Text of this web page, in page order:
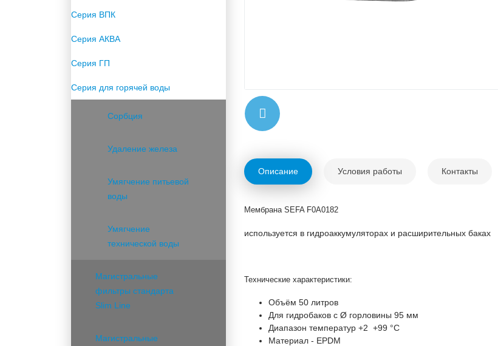
Серия ВПК
Серия АКВА
Серия ГП
Серия для горячей воды
Сорбция
Удаление железа
Умягчение питьевой
воды
Умягчение
технической воды
Магистральные
фильтры стандарта
Slim Line
Магистральные
Описание Условия работы Контакты
Мембрана SEFA F0A0182
используется в гидроаккумуляторах и расширительных баках
Технические характеристики:
Объём 50 литров
Для гидробаков с Ø горловины 95 мм
Диапазон температур +2 +99 °С
Материал - EPDM